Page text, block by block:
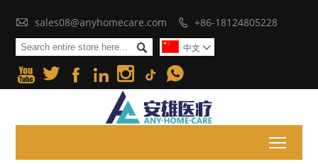
 sales08@anyhomecare.com  +86-18124805228
 中文 
     